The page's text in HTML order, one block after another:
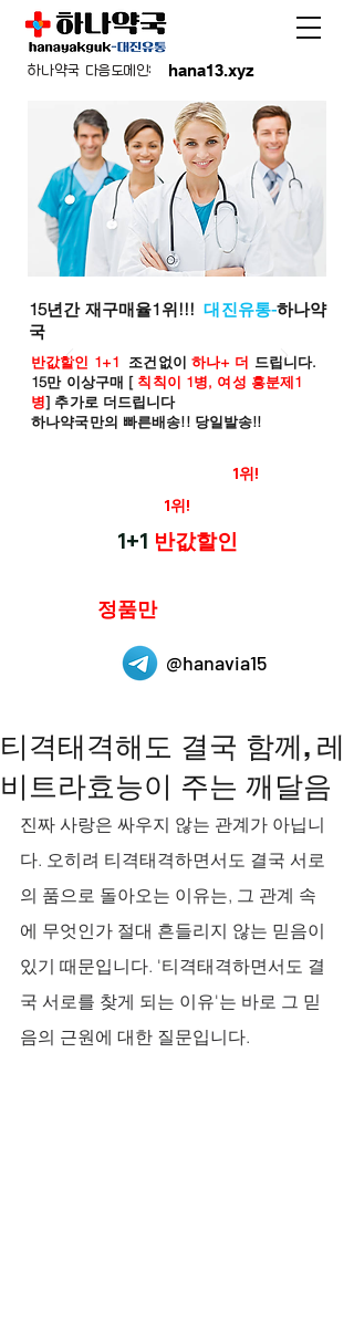
hana13.xyz
하나약국 다음도메인:
15년간 재구매율1위!!!대진유통-하나약
국
반값할인 1+1 조건없이 하나+ 더 드립니다.
15만 이상구매 [ 칙칙이 1병, 여성 흥분제1
병] 추가로 더드립니다
하나약국만의 빠른배송!! 당일발송!!
1위!
1위!
1+1 반값할인
정품만
@hanavia15
티격태격해도 결국 함께, 레
비트라효능이 주는 깨달음
진짜 사랑은 싸우지 않는 관계가 아닙니
다. 오히려 티격태격하면서도 결국 서로
의 품으로 돌아오는 이유는, 그 관계 속
에 무엇인가 절대 흔들리지 않는 믿음이
있기 때문입니다. '티격태격하면서도 결
국 서로를 찾게 되는 이유'는 바로 그 믿
음의 근원에 대한 질문입니다.